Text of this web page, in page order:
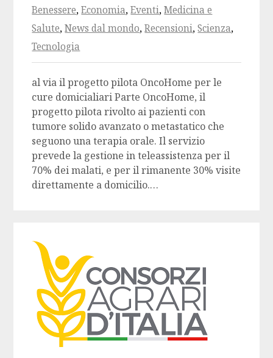
Benessere,Economia,Eventi,Medicina e
Salute,News dal mondo,Recensioni,Scienza,
Tecnologia
al via il progetto pilota OncoHome per le
cure domicialiari Parte OncoHome, il
progetto pilota rivolto ai pazienti con
tumore solido avanzato o metastatico che
seguono una terapia orale. Il servizio
prevede la gestione in teleassistenza per il
70% dei malati, e per il rimanente 30% visite
direttamente a domicilio.…